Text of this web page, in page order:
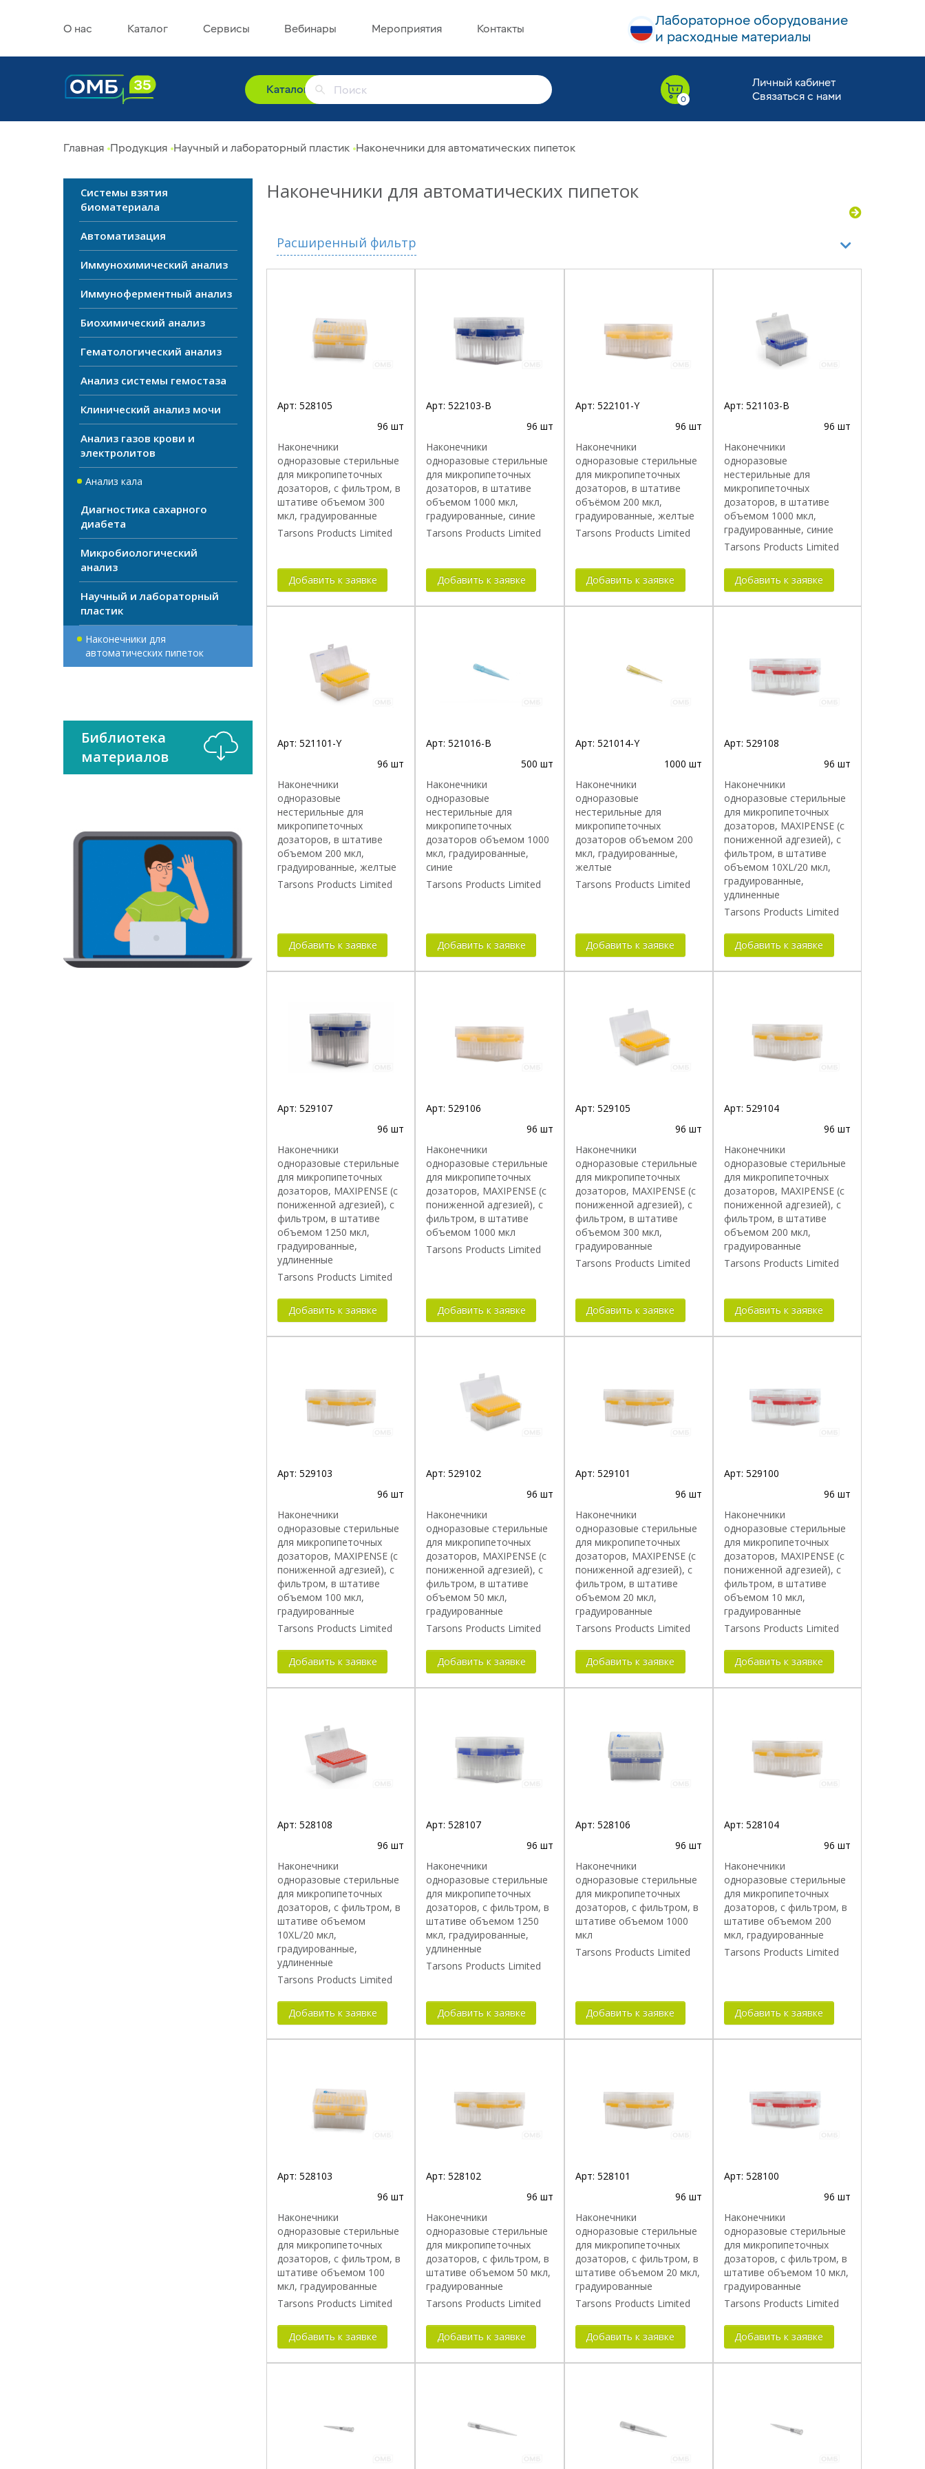
Лабораторное оборудование
и расходные материалы
О нас Каталог Сервисы Вебинары Мероприятия Контакты
Каталог
Личный кабинет
Связаться с нами
Главная Продукция Научный и лабораторный пластик Наконечники для автоматических пипеток
Системы взятия
биоматериала
Автоматизация
Иммунохимический анализ
Иммуноферментный анализ
Биохимический анализ
Гематологический анализ
Анализ системы гемостаза
Клинический анализ мочи
Анализ газов крови и
электролитов
Анализ кала
Диагностика сахарного
диабета
Микробиологический
анализ
Научный и лабораторный
пластик
Наконечники для
автоматических пипеток
Библиотека
материалов
Наконечники для автоматических пипеток
Расширенный фильтр
Формат упаковки
Объем наконечника (мкл)
С пониженной адгезией
С фаской
Арт: 528105
96 шт
Наконечники
одноразовые стерильные
для микропипеточных
дозаторов, с фильтром, в
штативе объемом 300
мкл, градуированные
Tarsons Products Limited
Добавить к заявке
Арт:522103-B
96 шт
Наконечники
одноразовые стерильные
для микропипеточных
дозаторов, в штативе
объемом 1000 мкл,
градуированные, синие
Tarsons Products Limited
Добавить к заявке
Арт: 522101-Y
96 шт
Наконечники
одноразовые стерильные
для микропипеточных
дозаторов, в штативе
объёмом 200 мкл,
градуированные, желтые
Tarsons Products Limited
Добавить к заявке
Арт: 521103-B
96 шт
Наконечники
одноразовые
нестерильные для
микропипеточных
дозаторов, в штативе
объемом 1000 мкл,
градуированные, синие
Tarsons Products Limited
Добавить к заявке
Арт: 521101-Y
96 шт
Наконечники
одноразовые
нестерильные для
микропипеточных
дозаторов, в штативе
объемом 200 мкл,
градуированные, желтые
Tarsons Products Limited
Добавить к заявке
Арт:521016-B
500 шт
Наконечники
одноразовые
нестерильные для
микропипеточных
дозаторов объемом 1000
мкл, градуированные,
синие
Tarsons Products Limited
Добавить к заявке
Арт: 521014-Y
1000 шт
Наконечники
одноразовые
нестерильные для
микропипеточных
дозаторов объемом 200
мкл, градуированные,
желтые
Tarsons Products Limited
Добавить к заявке
Арт: 529108
96 шт
Наконечники
одноразовые стерильные
для микропипеточных
дозаторов, MAXIPENSE (с
пониженной адгезией), с
фильтром, в штативе
объемом 10XL/20 мкл,
градуированные,
удлиненные
Tarsons Products Limited
Добавить к заявке
Арт: 529107
96 шт
Наконечники
одноразовые стерильные
для микропипеточных
дозаторов, MAXIPENSE (с
пониженной адгезией), с
фильтром, в штативе
объемом 1250 мкл,
градуированные,
удлиненные
Tarsons Products Limited
Добавить к заявке
Арт:529106
96 шт
Наконечники
одноразовые стерильные
для микропипеточных
дозаторов, MAXIPENSE (с
пониженной адгезией), с
фильтром, в штативе
объемом 1000 мкл
Tarsons Products Limited
Добавить к заявке
Арт: 529105
96 шт
Наконечники
одноразовые стерильные
для микропипеточных
дозаторов, MAXIPENSE (с
пониженной адгезией), с
фильтром, в штативе
объемом 300 мкл,
градуированные
Tarsons Products Limited
Добавить к заявке
Арт: 529104
96 шт
Наконечники
одноразовые стерильные
для микропипеточных
дозаторов, MAXIPENSE (с
пониженной адгезией), с
фильтром, в штативе
объемом 200 мкл,
градуированные
Tarsons Products Limited
Добавить к заявке
Арт: 529103
96 шт
Наконечники
одноразовые стерильные
для микропипеточных
дозаторов, MAXIPENSE (с
пониженной адгезией), с
фильтром, в штативе
объемом 100 мкл,
градуированные
Tarsons Products Limited
Добавить к заявке
Арт:529102
96 шт
Наконечники
одноразовые стерильные
для микропипеточных
дозаторов, MAXIPENSE (с
пониженной адгезией), с
фильтром, в штативе
объемом 50 мкл,
градуированные
Tarsons Products Limited
Добавить к заявке
Арт: 529101
96 шт
Наконечники
одноразовые стерильные
для микропипеточных
дозаторов, MAXIPENSE (с
пониженной адгезией), с
фильтром, в штативе
объемом 20 мкл,
градуированные
Tarsons Products Limited
Добавить к заявке
Арт: 529100
96 шт
Наконечники
одноразовые стерильные
для микропипеточных
дозаторов, MAXIPENSE (с
пониженной адгезией), с
фильтром, в штативе
объемом 10 мкл,
градуированные
Tarsons Products Limited
Добавить к заявке
Арт: 528108
96 шт
Наконечники
одноразовые стерильные
для микропипеточных
дозаторов, с фильтром, в
штативе объемом
10XL/20 мкл,
градуированные,
удлиненные
Tarsons Products Limited
Добавить к заявке
Арт:528107
96 шт
Наконечники
одноразовые стерильные
для микропипеточных
дозаторов, с фильтром, в
штативе объемом 1250
мкл, градуированные,
удлиненные
Tarsons Products Limited
Добавить к заявке
Арт: 528106
96 шт
Наконечники
одноразовые стерильные
для микропипеточных
дозаторов, с фильтром, в
штативе объемом 1000
мкл
Tarsons Products Limited
Добавить к заявке
Арт: 528104
96 шт
Наконечники
одноразовые стерильные
для микропипеточных
дозаторов, с фильтром, в
штативе объемом 200
мкл, градуированные
Tarsons Products Limited
Добавить к заявке
Арт: 528103
96 шт
Наконечники
одноразовые стерильные
для микропипеточных
дозаторов, с фильтром, в
штативе объемом 100
мкл, градуированные
Tarsons Products Limited
Добавить к заявке
Арт:528102
96 шт
Наконечники
одноразовые стерильные
для микропипеточных
дозаторов, с фильтром, в
штативе объемом 50 мкл,
градуированные
Tarsons Products Limited
Добавить к заявке
Арт: 528101
96 шт
Наконечники
одноразовые стерильные
для микропипеточных
дозаторов, с фильтром, в
штативе объемом 20 мкл,
градуированные
Tarsons Products Limited
Добавить к заявке
Арт: 528100
96 шт
Наконечники
одноразовые стерильные
для микропипеточных
дозаторов, с фильтром, в
штативе объемом 10 мкл,
градуированные
Tarsons Products Limited
Добавить к заявке